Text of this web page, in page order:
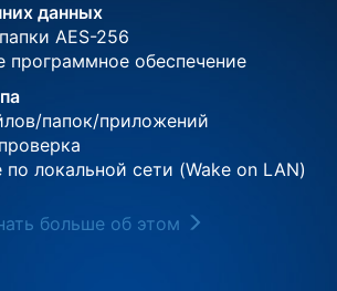
данных
AES-256
программное обеспечение
папок/приложений
локальной сети (Wake on LAN)
больше об этом